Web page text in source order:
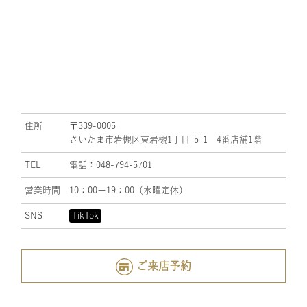
住所
〒339-0005
さいたま市岩槻区東岩槻1丁目-5-1 4番店舗1階
TEL 電話：048-794-5701
営業時間 10：00ー19：00（水曜定休）
SNS TikTok
ご来店予約